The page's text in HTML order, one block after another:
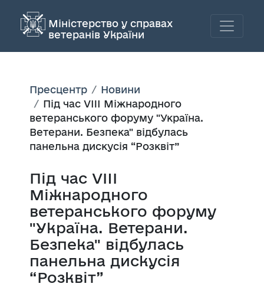
Міністерство у справах
ветеранів України
Пресцентр
Новини
Під час VIII Міжнародного
ветеранського форуму "Україна.
Ветерани. Безпека" відбулась
панельна дискусія “Розквіт”
Під час VIII
Міжнародного
ветеранського форуму
"Україна. Ветерани.
Безпека" відбулась
панельна дискусія
“Розквіт”